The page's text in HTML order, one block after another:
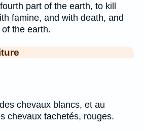
part of the earth, to kill
famine, and with death, and
the earth.
chevaux blancs, et au
chevaux tachetés, rouges.